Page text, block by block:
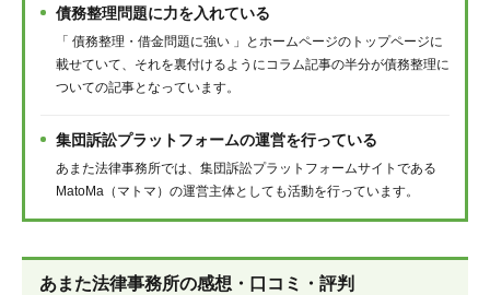
債務整理問題に力を入れている
「 債務整理・借金問題に強い 」とホームページのトップページに
載せていて、それを裏付けるようにコラム記事の半分が債務整理に
ついての記事となっています。
集団訴訟プラットフォームの運営を行っている
あまた法律事務所では、集団訴訟プラットフォームサイトである
MatoMa（マトマ）の運営主体としても活動を行っています。
あまた法律事務所の感想・口コミ・評判